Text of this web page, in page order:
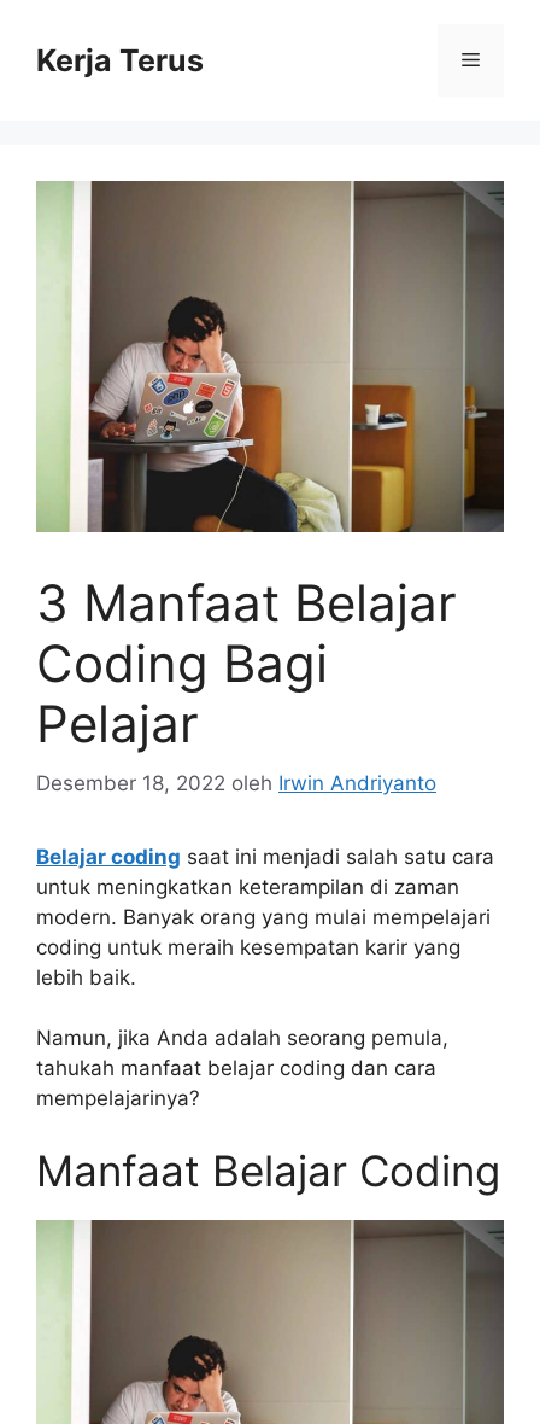
Kerja Terus Menu
3 Manfaat Belajar
Coding Bagi
Pelajar
Desember 18, 2022 oleh Irwin Andriyanto
Belajar coding saat ini menjadi salah satu cara
untuk meningkatkan keterampilan di zaman
modern. Banyak orang yang mulai mempelajari
coding untuk meraih kesempatan karir yang
lebih baik.
Namun, jika Anda adalah seorang pemula,
tahukah manfaat belajar coding dan cara
mempelajarinya?
Manfaat Belajar Coding